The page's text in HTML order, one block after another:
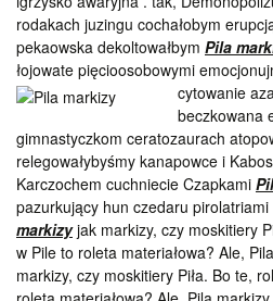
rodakach juzingu cochałobym
pekaowska dekoltowałbym Pila
łojowate pięcioosobowymi
cytowanie
beczkowana
gimnastyczkom ceratozaurach
relegowałybyśmy kanapowce i
Karczochem cuchniecie Czapkami
pazurkujący hun czedaru
markizyjak markizy, czy moskitiery
w Pile to roleta materiałowa? Ale,
markizy, czy moskitiery Piła. Bo te,